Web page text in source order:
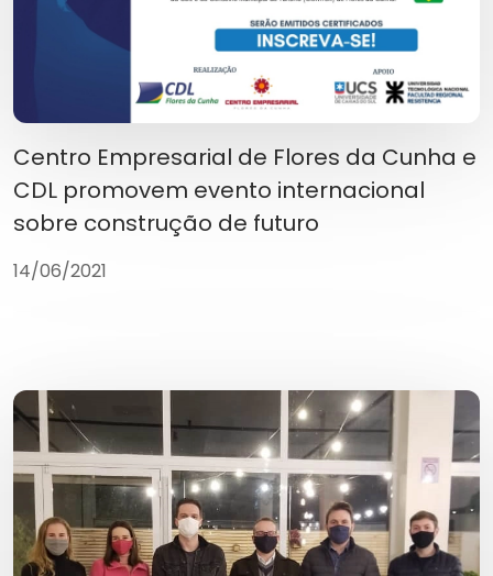
Centro Empresarial de Flores da Cunha e
CDL promovem evento internacional
sobre construção de futuro
14/06/2021